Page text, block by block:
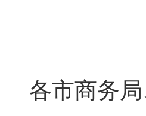
各市商务